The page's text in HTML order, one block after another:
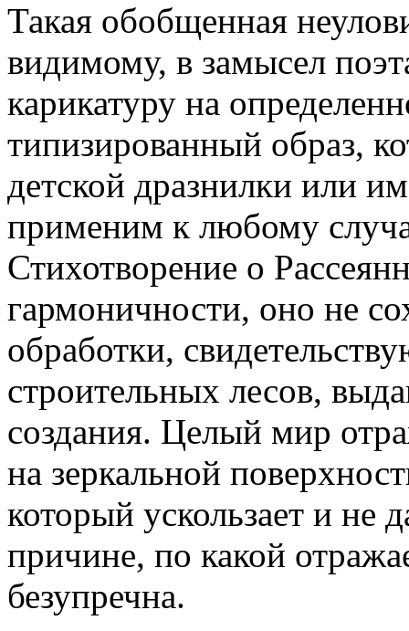
Такая обобщенная
видимому, в замысел
карикатуру на
типизированный образ,
детской дразнилки или
применим к любому
Стихотворение о
гармоничности, оно не
обработки,
строительных лесов,
создания. Целый мир
на зеркальной
который ускользает и не
причине, по какой
безупречна.